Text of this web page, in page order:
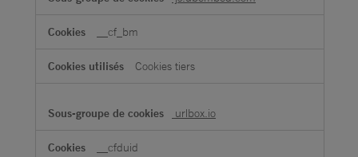
__cf_bm
Cookies tiers
urlbox.io
__cfduid